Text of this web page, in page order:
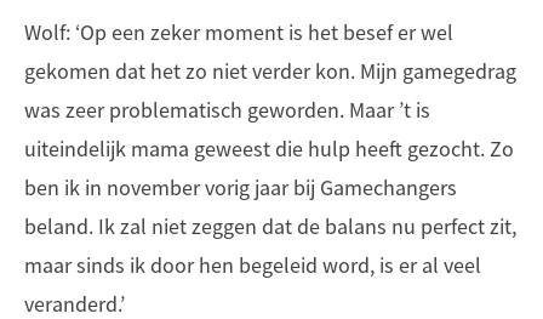
Wolf: ‘Op een zeker moment is het besef er wel
gekomen dat het zo niet verder kon. Mijn gamegedrag
was zeer problematisch geworden. Maar ’t is
uiteindelijk mama geweest die hulp heeft gezocht. Zo
ben ik in november vorig jaar bij Gamechangers
beland. Ik zal niet zeggen dat de balans nu perfect zit,
maar sinds ik door hen begeleid word, is er al veel
veranderd.’